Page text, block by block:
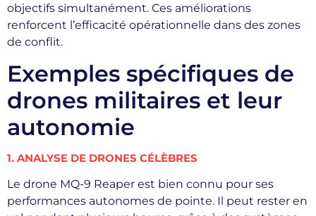
objectifs simultanément. Ces améliorations
renforcent l’efficacité opérationnelle dans des zones
de conflit.
Exemples spécifiques de
drones militaires et leur
autonomie
1. ANALYSE DE DRONES CÉLÈBRES
Le drone MQ-9 Reaper est bien connu pour ses
performances autonomes de pointe. Il peut rester en